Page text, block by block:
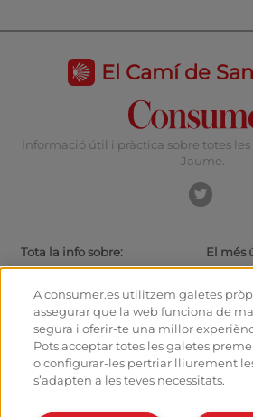
El Camí de
Informació útil i pràctica sobre totes
Jaume.
Tota la info sobre:
Rutes i Camins de Sant Jaume
El camí amb bici
Albergs
Monumentos
Fòrum
Fotografies del Camí de Sant
Jaume
El més
Com
Com
Història
A consumer.es utilitzem galetes
assegurar que la web funciona de
segura i oferir-te una millor
Pots acceptar totes les galetes
o configurar-les pertriar lliurement
s’adapten a les teves necessitats.